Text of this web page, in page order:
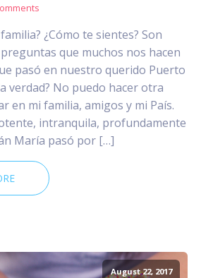
¿Cómo te sientes? Son
que muchos nos hacen
pasó en nuestro querido Puerto
verdad? No puedo hacer otra
en mi familia, amigos y mi País.
intranquila, profundamente
María pasó por […]
August 22, 2017